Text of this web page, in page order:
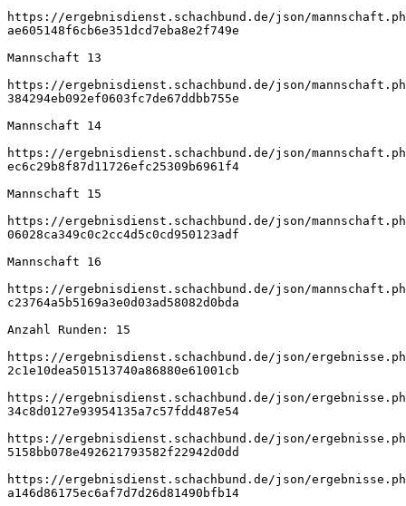
https://ergebnisdienst.schachbund.de/json/
ae605148f6cb6e351dcd7eba8e2f749e
Mannschaft 13
https://ergebnisdienst.schachbund.de/json/
384294eb092ef0603fc7de67ddbb755e
Mannschaft 14
https://ergebnisdienst.schachbund.de/json/
ec6c29b8f87d11726efc25309b6961f4
Mannschaft 15
https://ergebnisdienst.schachbund.de/json/
06028ca349c0c2cc4d5c0cd950123adf
Mannschaft 16
https://ergebnisdienst.schachbund.de/json/
c23764a5b5169a3e0d03ad58082d0bda
Anzahl Runden: 15
https://ergebnisdienst.schachbund.de/json/
2c1e10dea501513740a86880e61001cb
https://ergebnisdienst.schachbund.de/json/
34c8d0127e93954135a7c57fdd487e54
https://ergebnisdienst.schachbund.de/json/
5158bb078e492621793582f22942d0dd
https://ergebnisdienst.schachbund.de/json/
a146d86175ec6af7d7d26d81490bfb14